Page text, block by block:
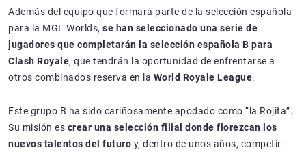
Además del equipo que formará parte de la selección española
para la MGL Worlds, se han seleccionado una serie de
jugadores que completarán la selección española B para
Clash Royale, que tendrán la oportunidad de enfrentarse a
otros combinados reserva en la World Royale League.
Este grupo B ha sido cariñosamente apodado como “la Rojita”.
Su misión es crear una selección filial donde florezcan los
nuevos talentos del futuro y, dentro de unos años, competir